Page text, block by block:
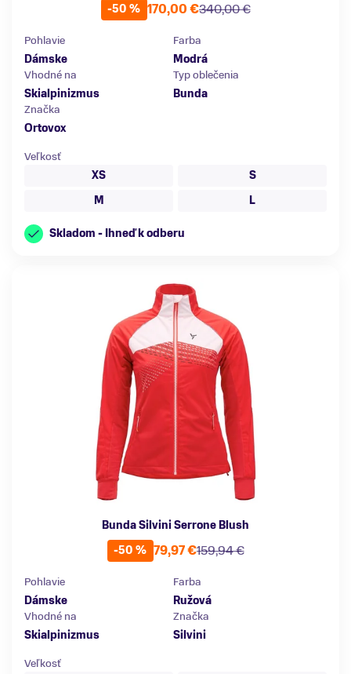
-50 %
340,00 €
170,00 €
Pohlavie
Dámske
Farba
Modrá
Vhodné na
Skialpinizmus
Typ oblečenia
Bunda
Značka
Ortovox
Veľkosť
XS
S
M
L
Skladom - Ihneď k odberu
Bunda Silvini Serrone Blush
-50 %
159,94 €
79,97 €
Pohlavie
Dámske
Farba
Ružová
Vhodné na
Skialpinizmus
Značka
Silvini
Veľkosť